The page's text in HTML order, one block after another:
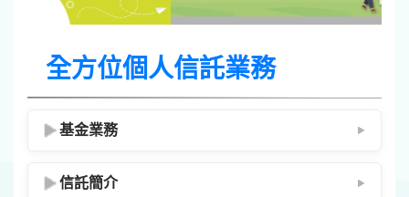
全方位個人信託業務
基金業務
信託簡介